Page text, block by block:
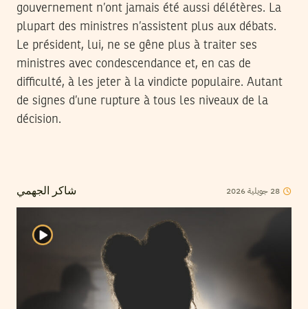
gouvernement n’ont jamais été aussi délétères. La
plupart des ministres n’assistent plus aux débats.
Le président, lui, ne se gêne plus à traiter ses
ministres avec condescendance et, en cas de
difficulté, à les jeter à la vindicte populaire. Autant
de signes d’une rupture à tous les niveaux de la
décision.
شاكر الجهمي 28 جويلية2026